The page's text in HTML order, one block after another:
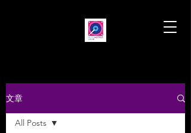
文章
All Posts